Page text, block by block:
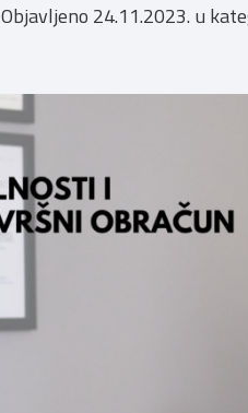
Objavljeno 24.11.2023. u